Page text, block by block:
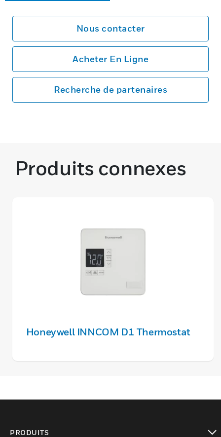
Nous contacter
Acheter En Ligne
Recherche de partenaires
Produits connexes
Honeywell INNCOM D1 Thermostat
PRODUITS